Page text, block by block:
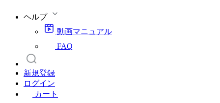
ヘルプ
動画マニュアル
FAQ
新規登録
ログイン
カート